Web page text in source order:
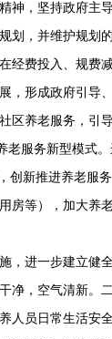
神，坚持政府主
划，并维护规划
经费投入、规费
，形成政府引导
区养老服务，引
老服务新型模式
新推进养老服
房等），加大养老
，进一步建立健
净，空气清新。
人员日常生活安